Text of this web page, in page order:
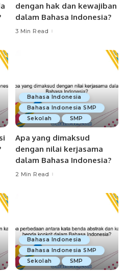
dengan hak dan kewajiban
dalam Bahasa Indonesia?
3 Min Read
Bahasa Indonesia
Bahasa Indonesia SMP
Sekolah
SMP
Apa yang dimaksud
dengan nilai kerjasama
dalam Bahasa Indonesia?
2 Min Read
Bahasa Indonesia
Bahasa Indonesia SMP
Sekolah
SMP